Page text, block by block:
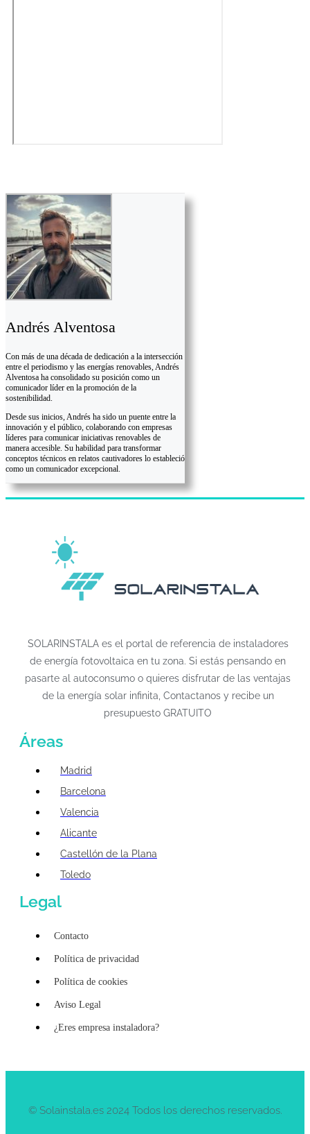
Andrés Alventosa
Con más de una década de dedicación a la intersección
entre el periodismo y las energías renovables, Andrés
Alventosa ha consolidado su posición como un
comunicador líder en la promoción de la
sostenibilidad.
Desde sus inicios, Andrés ha sido un puente entre la
innovación y el público, colaborando con empresas
líderes para comunicar iniciativas renovables de
manera accesible. Su habilidad para transformar
conceptos técnicos en relatos cautivadores lo estableció
como un comunicador excepcional.
SOLARINSTALA es el portal de referencia de instaladores
de energía fotovoltaica en tu zona. Si estás pensando en
pasarte al autoconsumo o quieres disfrutar de las ventajas
de la energía solar infinita, Contactanos y recibe un
presupuesto GRATUITO
Áreas
Madrid
Barcelona
Valencia
Alicante
Castellón de la Plana
Toledo
Legal
Contacto
Política de privacidad
Política de cookies
Aviso Legal
¿Eres empresa instaladora?
© Solainstala.es 2024 Todos los derechos reservados.